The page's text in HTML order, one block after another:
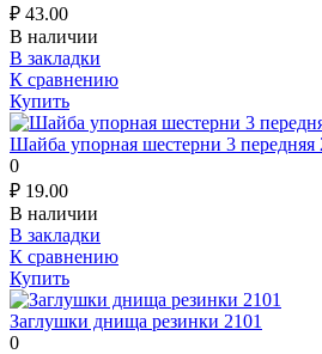
₽ 43.00
В наличии
В закладки
К сравнению
Купить
Шайба упорная шестерни 3 передняя
0
₽ 19.00
В наличии
В закладки
К сравнению
Купить
Заглушки днища резинки 2101
0